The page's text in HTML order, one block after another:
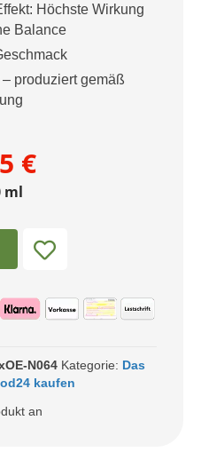
Höchste Wirkung
Balance
produziert gemäß
€Aktueller
ist:
ml
N064 Kategorie: Das
kaufen
an